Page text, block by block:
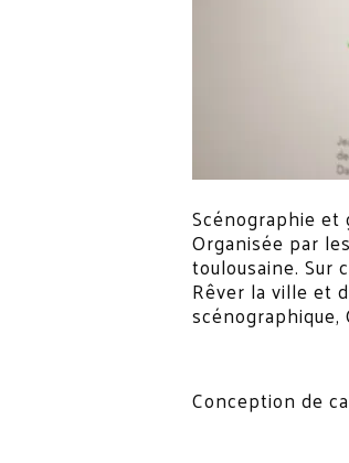
Scénographie et
Organisée par
toulousaine. Sur
Rêver la ville et
scénographique,
Conception de